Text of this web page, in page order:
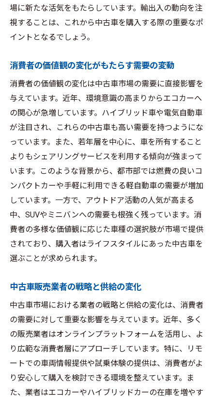
場に新たな活気をもたらしています。輸出入の動向を注
視することは、これから中古車を購入する際の重要なポ
イントとなるでしょう。
消費者の価値観の変化がもたらす需要の変動
消費者の価値観の変化は中古車市場の需要に直接影響を
与えています。近年、環境意識の高まりからエコカーへ
の関心が急増しています。ハイブリッド車や電気自動車
が注目され、これらの中古車も高い需要を持つようにな
っています。また、若年層を中心に、車を所有すること
よりもシェアリングサービスを利用する傾向が強まって
います。このような背景から、都市部では燃費の良いコ
ンパクトカーや手軽に利用できる軽自動車の需要が増加
しています。一方で、アウトドア活動の人気が高まる
中、SUVやミニバンへの需要も根強く残っています。消
費者の多様な価値観に応じた車種の選択肢が市場で提供
されており、購入者はライフスタイルにあった中古車を
選ぶことが求められます。
中古車販売業者の戦略と供給の変化
中古車市場における業者の戦略と供給の変化は、消費者
の需要に対して重要な影響を与えています。近年、多く
の販売業者はオンラインプラットフォームを活用し、よ
り広範な消費者層にアプローチしています。特に、リモ
ートでの車両情報提供や試乗体験の提供は、消費者がよ
り安心して購入を検討できる環境を整えています。ま
た、業者はエコカーやハイブリッドカーの在庫を増やす